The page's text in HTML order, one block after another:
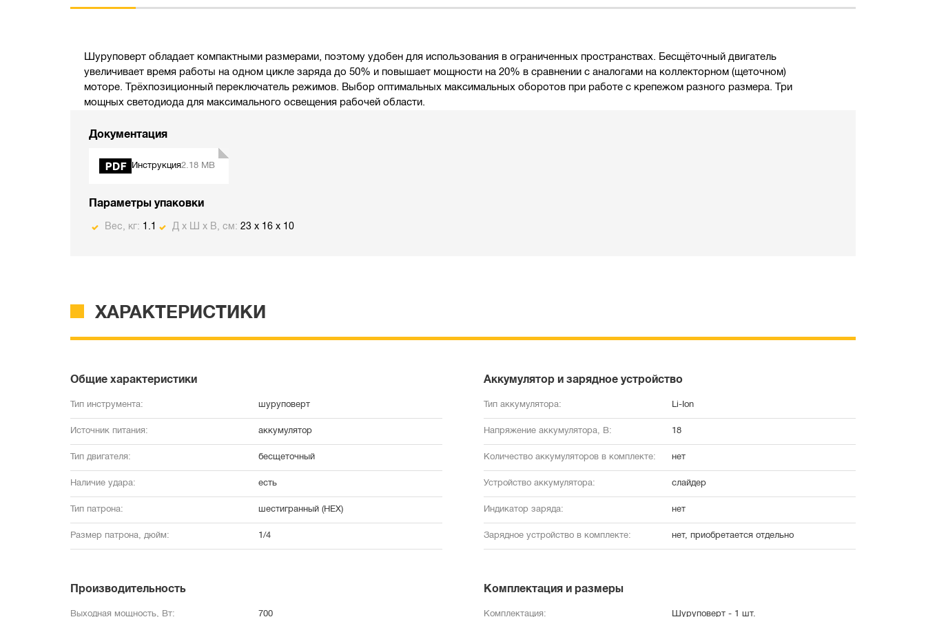
Шуруповерт обладает компактными размерами, поэтому удобен для использования в ограниченных пространствах. Бесщёточный двигатель
увеличивает время работы на одном цикле заряда до 50% и повышает мощности на 20% в сравнении с аналогами на коллекторном (щеточном)
моторе. Трёхпозиционный переключатель режимов. Выбор оптимальных максимальных оборотов при работе с крепежом разного размера. Три
мощных светодиода для максимального освещения рабочей области.
Документация
Инструкция2.18 MB
Параметры упаковки
Вес, кг: 1.1 Д х Ш х В, см: 23 x 16 x 10
ХАРАКТЕРИСТИКИ
Общие характеристики
Тип инструмента: шуруповерт
Источник питания: аккумулятор
Тип двигателя: бесщеточный
Наличие удара: есть
Тип патрона: шестигранный (HEX)
Размер патрона, дюйм: 1/4
Производительность
Выходная мощность, Вт: 700
Аккумулятор и зарядное устройство
Тип аккумулятора: Li-Ion
Напряжение аккумулятора, В: 18
Количество аккумуляторов в комплекте: нет
Устройство аккумулятора: слайдер
Индикатор заряда: нет
Зарядное устройство в комплекте: нет, приобретается отдельно
Комплектация и размеры
Комплектация: Шуруповерт - 1 шт.